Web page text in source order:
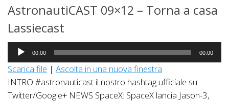
AstronautiCAST 09×12 – Torna a casa
Lassiecast
Audio
Player
00:00 00:00
Scarica file | Ascolta in una nuova finestra
INTRO #astronauticast il nostro hashtag ufficiale su
Twitter/Google+ NEWS SpaceX: SpaceX lancia Jason-3,